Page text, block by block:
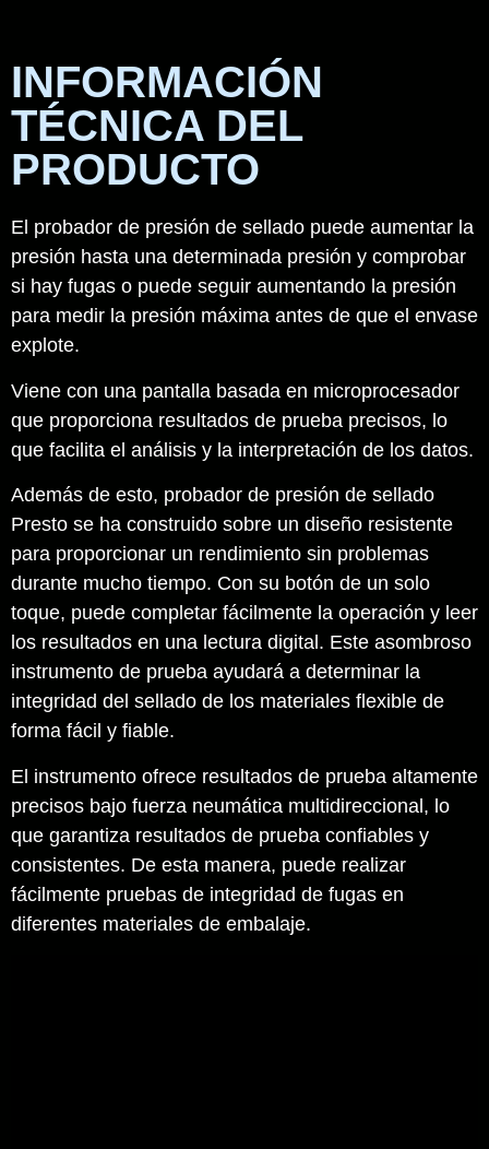
INFORMACIÓN
TÉCNICA DEL
PRODUCTO
El probador de presión de sellado puede aumentar la
presión hasta una determinada presión y comprobar
si hay fugas o puede seguir aumentando la presión
para medir la presión máxima antes de que el envase
explote.
Viene con una pantalla basada en microprocesador
que proporciona resultados de prueba precisos, lo
que facilita el análisis y la interpretación de los datos.
Además de esto, probador de presión de sellado
Presto se ha construido sobre un diseño resistente
para proporcionar un rendimiento sin problemas
durante mucho tiempo. Con su botón de un solo
toque, puede completar fácilmente la operación y leer
los resultados en una lectura digital. Este asombroso
instrumento de prueba ayudará a determinar la
integridad del sellado de los materiales flexible de
forma fácil y fiable.
El instrumento ofrece resultados de prueba altamente
precisos bajo fuerza neumática multidireccional, lo
que garantiza resultados de prueba confiables y
consistentes. De esta manera, puede realizar
fácilmente pruebas de integridad de fugas en
diferentes materiales de embalaje.